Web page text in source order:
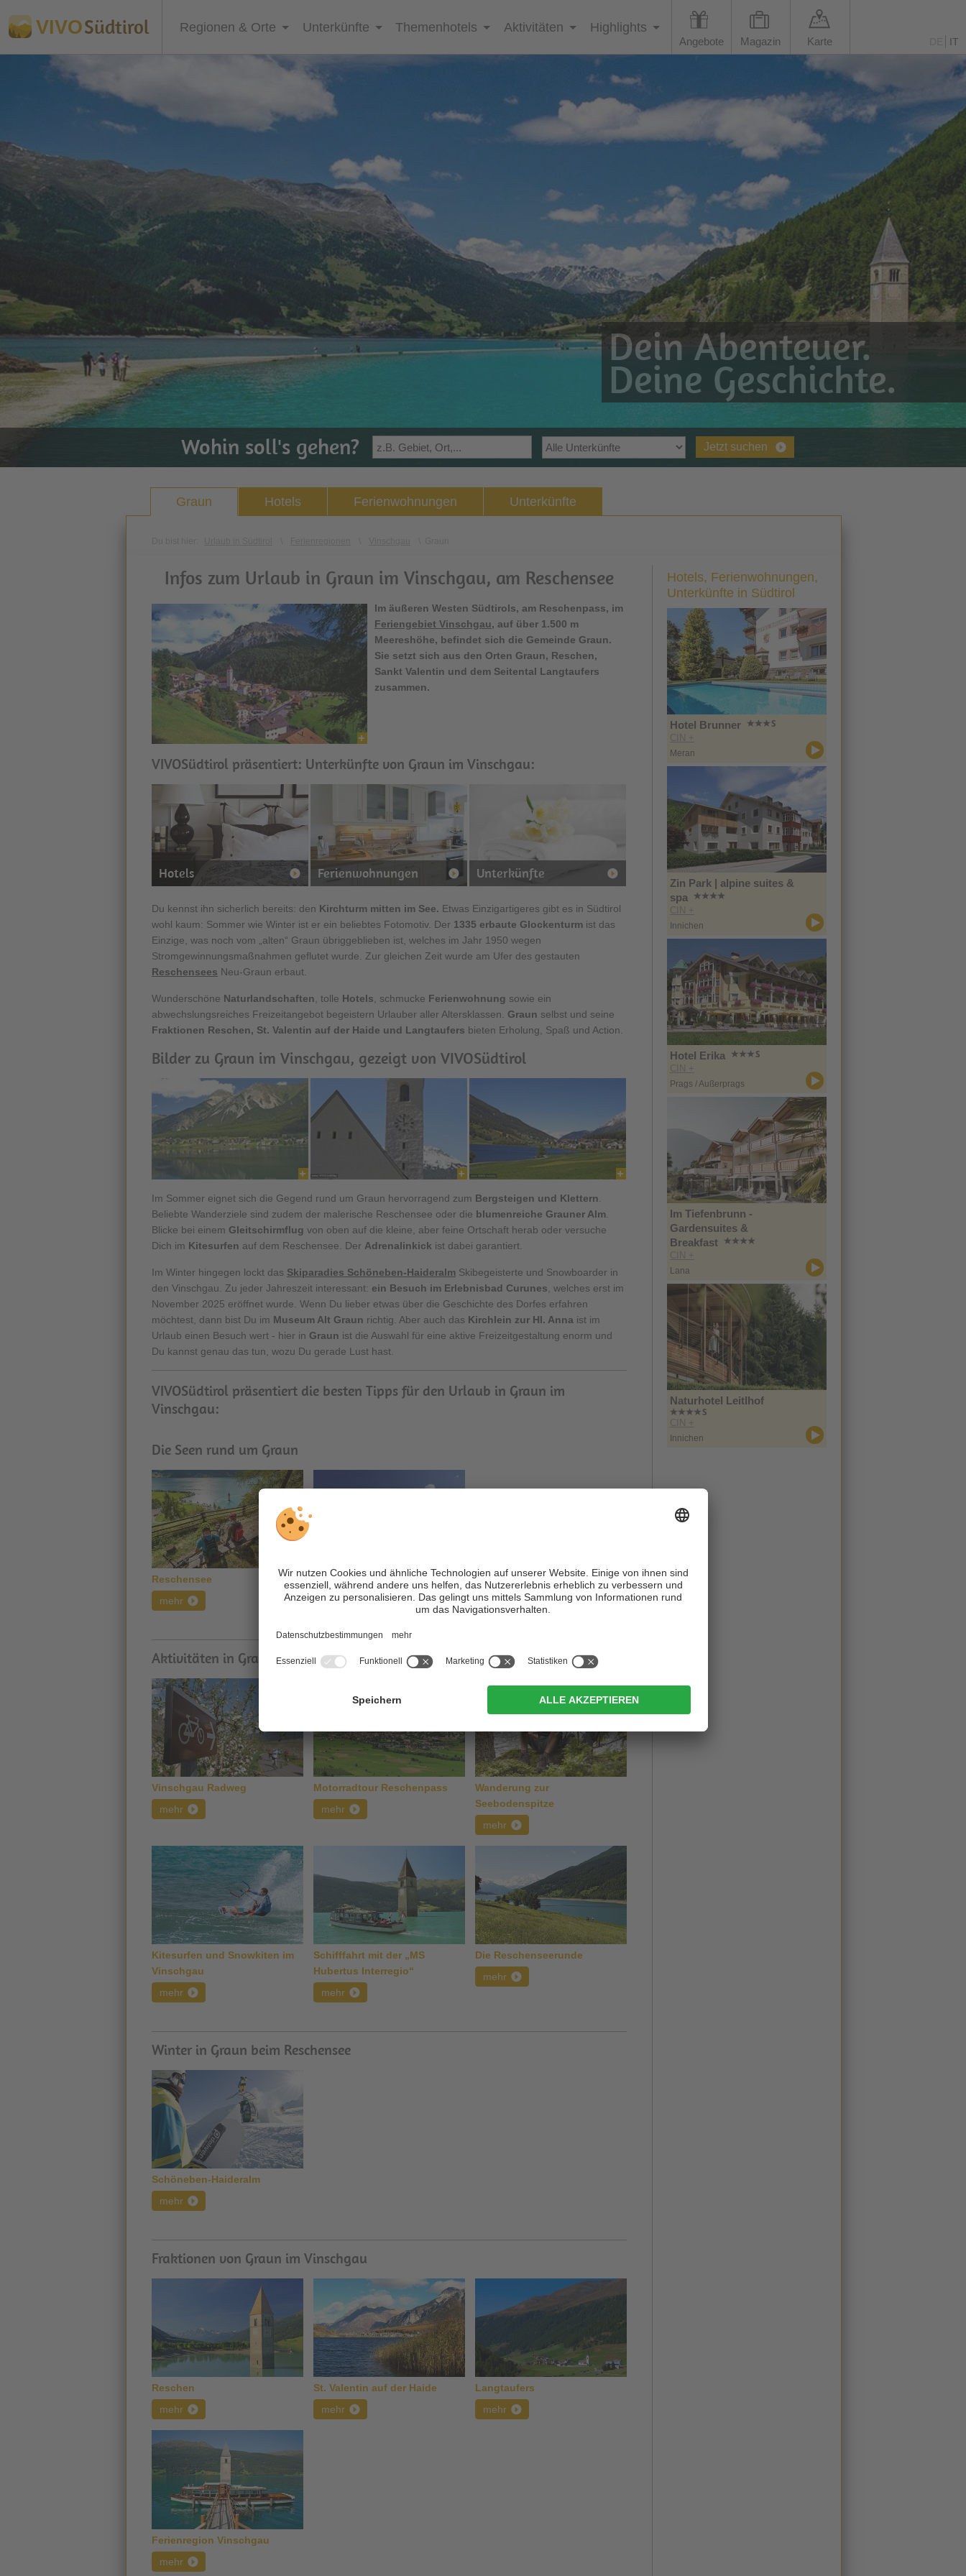
VIVOSüdtirol Regionen & Orte Unterkünfte Themenhotels Aktivitäten Highlights
Angebote Magazin Karte IT
Dein Abenteuer.
Deine Geschichte.
Wohin soll's gehen? Jetzt suchen
Graun Hotels Ferienwohnungen Unterkünfte
Infos zum Urlaub in Graun im Vinschgau, am Reschensee
Im äußeren Westen Südtirols, am Reschenpass, im
Feriengebiet Vinschgau, auf über 1.500 m
Meereshöhe, befindet sich die Gemeinde Graun.
Sie setzt sich aus den Orten Graun, Reschen,
Sankt Valentin und dem Seitental Langtaufers
zusammen.
VIVOSüdtirol präsentiert: Unterkünfte von Graun im Vinschgau:
Hotels Ferienwohnungen Unterkünfte
Du kennst ihn sicherlich bereits: den Kirchturm mitten im See. Etwas Einzigartigeres gibt es in Südtirol
wohl kaum: Sommer wie Winter ist er ein beliebtes Fotomotiv. Der 1335 erbaute Glockenturm ist das
Einzige, was noch vom „alten“ Graun übriggeblieben ist, welches im Jahr 1950 wegen
Stromgewinnungsmaßnahmen geflutet wurde. Zur gleichen Zeit wurde am Ufer des gestauten
Reschensees Neu-Graun erbaut.
Wunderschöne Naturlandschaften , tolle Hotels , schmucke Ferienwohnung sowie ein
abwechslungsreiches Freizeitangebot begeistern Urlauber aller Altersklassen. Graun selbst und seine
Fraktionen Reschen, St. Valentin auf der Haide und Langtaufers bieten Erholung, Spaß und Action.
Bilder zu Graun im Vinschgau, gezeigt von VIVOSüdtirol
Im Sommer eignet sich die Gegend rund um Graun hervorragend zum Bergsteigen und Klettern
Beliebte Wanderziele sind zudem der malerische Reschensee oder die blumenreiche Grauner Alm
Blicke bei einem Gleitschirmflug von oben auf die kleine, aber feine Ortschaft herab oder versuche
Dich im Kitesurfen auf dem Reschensee. Der Adrenalinkick ist dabei garantiert.
Im Winter hingegen lockt das Skiparadies Schöneben-Haideralm Skibegeisterte und Snowboarder in
den Vinschgau. Zu jeder Jahreszeit interessant: ein Besuch im Erlebnisbad Curunes , welches erst im
November 2025 eröffnet wurde. Wenn Du lieber etwas über die Geschichte des Dorfes erfahren
möchtest, dann bist Du im Museum Alt Graun richtig. Aber auch das Kirchlein zur Hl. Anna ist im
Urlaub einen Besuch wert - hier in Graun ist die Auswahl für eine aktive Freizeitgestaltung enorm und
Du kannst genau das tun, wozu Du gerade Lust hast.
VIVOSüdtirol präsentiert die besten Tipps für den Urlaub in Graun im
Vinschgau:
Die Seen rund um Graun
Reschensee
mehr
Haidersee
mehr
Aktivitäten in Graun im Vinschgau, Südtirol
Vinschgau Radweg
mehr
Motorradtour Reschenpass
mehr
Wanderung zur
Seebodenspitze
mehr
Kitesurfen und Snowkiten im
Vinschgau
mehr
Schifffahrt mit der „MS
Hubertus Interregio“
mehr
Die Reschenseerunde
mehr
Winter in Graun beim Reschensee
Schöneben-Haideralm
mehr
Fraktionen von Graun im Vinschgau
Reschen
mehr
St. Valentin auf der Haide
mehr
Langtaufers
mehr
Ferienregion Vinschgau
mehr
Hotels, Ferienwohnungen,
Unterkünfte in Südtirol
Hotel Brunner
CIN +
Meran
Zin Park | alpine suites &
spa
CIN +
Innichen
Hotel Erika
CIN +
Prags / Außerprags
Im Tiefenbrunn -
Gardensuites &
Breakfast
CIN +
Lana
Naturhotel Leitlhof
CIN +
Innichen